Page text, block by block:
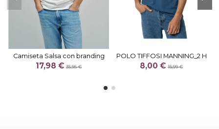
Camiseta Salsa con branding
17,98 € 35,95 €
POLO TIFFOSI MANNING_2 H
8,00 € 15,99 €